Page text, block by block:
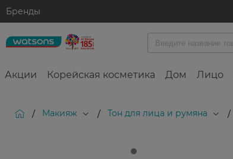
Бренды
Акции Корейская косметика Дом Лицо
/ Макияж / Тон для лица и румяна /